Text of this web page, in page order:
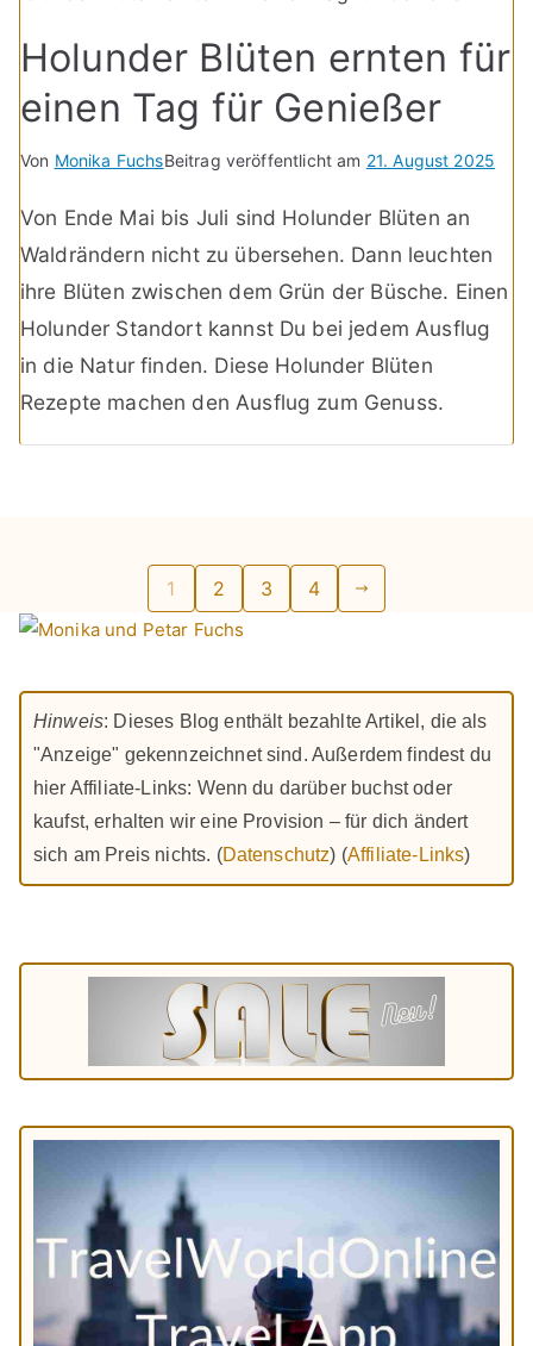
Holunder Blüten ernten für
einen Tag für Genießer
Von Monika FuchsBeitrag veröffentlicht am 21. August 2025
Von Ende Mai bis Juli sind Holunder Blüten an
Waldrändern nicht zu übersehen. Dann leuchten
ihre Blüten zwischen dem Grün der Büsche. Einen
Holunder Standort kannst Du bei jedem Ausflug
in die Natur finden. Diese Holunder Blüten
Rezepte machen den Ausflug zum Genuss.
Seitennummerierung
der
Beiträge
1 2 3 4
Hinweis: Dieses Blog enthält bezahlte Artikel, die als
"Anzeige" gekennzeichnet sind. Außerdem findest du
hier Affiliate-Links: Wenn du darüber buchst oder
kaufst, erhalten wir eine Provision – für dich ändert
sich am Preis nichts. (Datenschutz) (Affiliate-Links)